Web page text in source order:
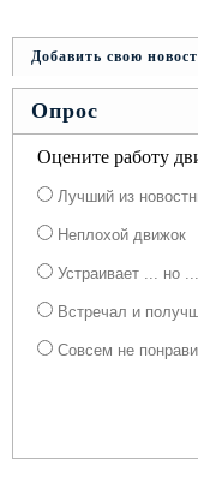
Добавить свою
Опрос
Оцените работу
Лучший из
Неплохой движок
Устраивает ... но ...
Встречал и
Совсем не